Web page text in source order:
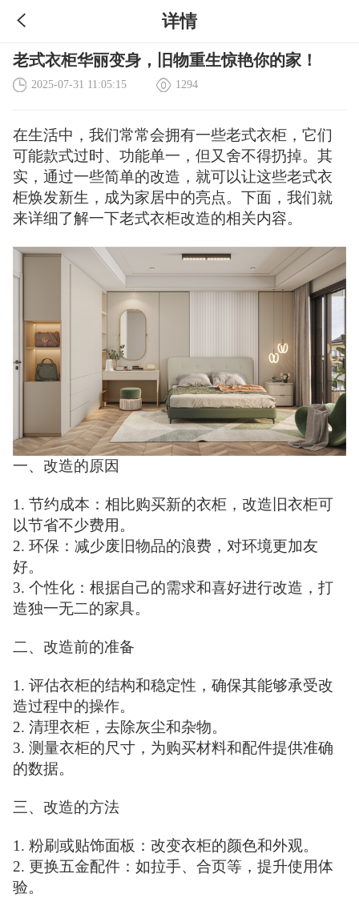
详情
老式衣柜华丽变身，旧物重生惊艳你的家！
2025-07-31 11:05:15 1294
在生活中，我们常常会拥有一些老式衣柜，它们
可能款式过时、功能单一，但又舍不得扔掉。其
实，通过一些简单的改造，就可以让这些老式衣
柜焕发新生，成为家居中的亮点。下面，我们就
来详细了解一下老式衣柜改造的相关内容。
一、改造的原因
1. 节约成本：相比购买新的衣柜，改造旧衣柜可
以节省不少费用。
2. 环保：减少废旧物品的浪费，对环境更加友
好。
3. 个性化：根据自己的需求和喜好进行改造，打
造独一无二的家具。
二、改造前的准备
1. 评估衣柜的结构和稳定性，确保其能够承受改
造过程中的操作。
2. 清理衣柜，去除灰尘和杂物。
3. 测量衣柜的尺寸，为购买材料和配件提供准确
的数据。
三、改造的方法
1. 粉刷或贴饰面板：改变衣柜的颜色和外观。
2. 更换五金配件：如拉手、合页等，提升使用体
验。